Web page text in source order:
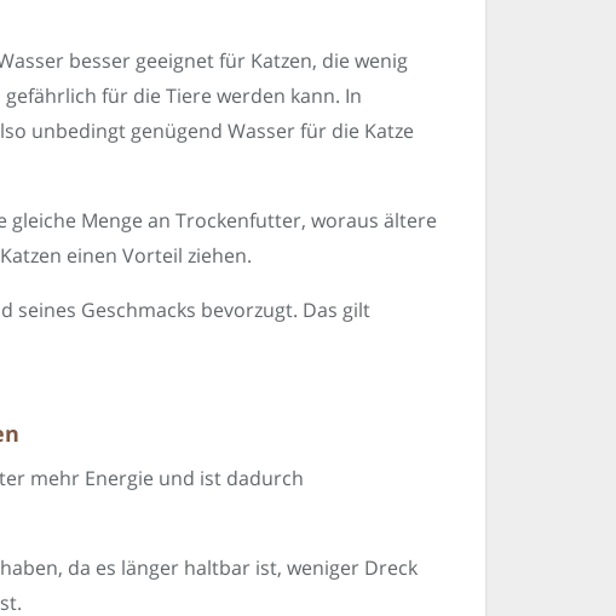
besser geeignet für Katzen, die wenig
für die Tiere werden kann. In
unbedingt genügend Wasser für die Katze
gleiche Menge an Trockenfutter, woraus ältere
einen Vorteil ziehen.
seines Geschmacks bevorzugt. Das gilt
mehr Energie und ist dadurch
da es länger haltbar ist, weniger Dreck